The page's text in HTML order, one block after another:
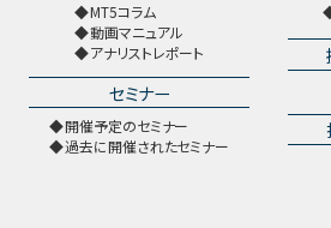
MT5コラム
動画マニュアル
アナリストレポート
セミナー
開催予定のセミナー
過去に開催されたセミナー